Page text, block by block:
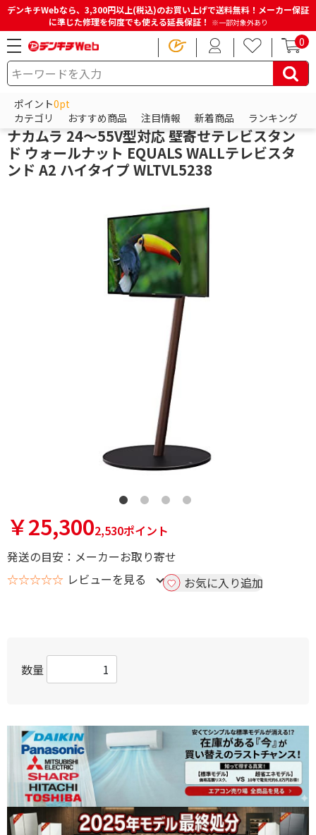
デンキチWebなら、3,300円以上(税込)のお買い上げで送料無料！メーカー保証
に準じた修理を何度でも使える延長保証！ ※一部対象外あり
0
ポイント0pt
カテゴリ
おすすめ商品 注目情報 新着商品 ランキング
HOME 商品一覧ページ テレビ・レコーダー
イコールズ (EQUALS)
ナカムラ 24～55V型対応 壁寄せテレビスタン
ド ウォールナット EQUALS WALLテレビスタ
ンド A2 ハイタイプ WLTVL5238
￥25,3002,530ポイント
発送の目安：メーカーお取り寄せ
☆☆☆☆☆ レビューを見る お気に入り追加
数量